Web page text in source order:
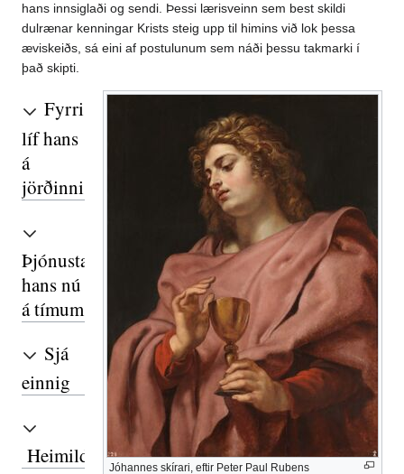
hans innsiglaði og sendi. Þessi lærisveinn sem best skildi
dulrænar kenningar Krists steig upp til himins við lok þessa
æviskeiðs, sá eini af postulunum sem náði þessu takmarki í
það skipti.
Jóhannes skírari, eftir Peter Paul Rubens
Fyrri
líf hans
á
jörðinni
Þjónusta
hans nú
á tímum
Sjá
einnig
Heimildir